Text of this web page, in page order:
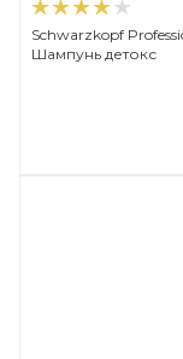
Schwarzkopf
Шампунь детокс